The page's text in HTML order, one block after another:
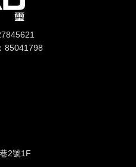
85041798
2號1F